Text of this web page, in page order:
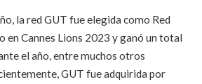
la red GUT fue elegida como Red
en Cannes Lions 2023 y ganó un total
el año, entre muchos otros
GUT fue adquirida por